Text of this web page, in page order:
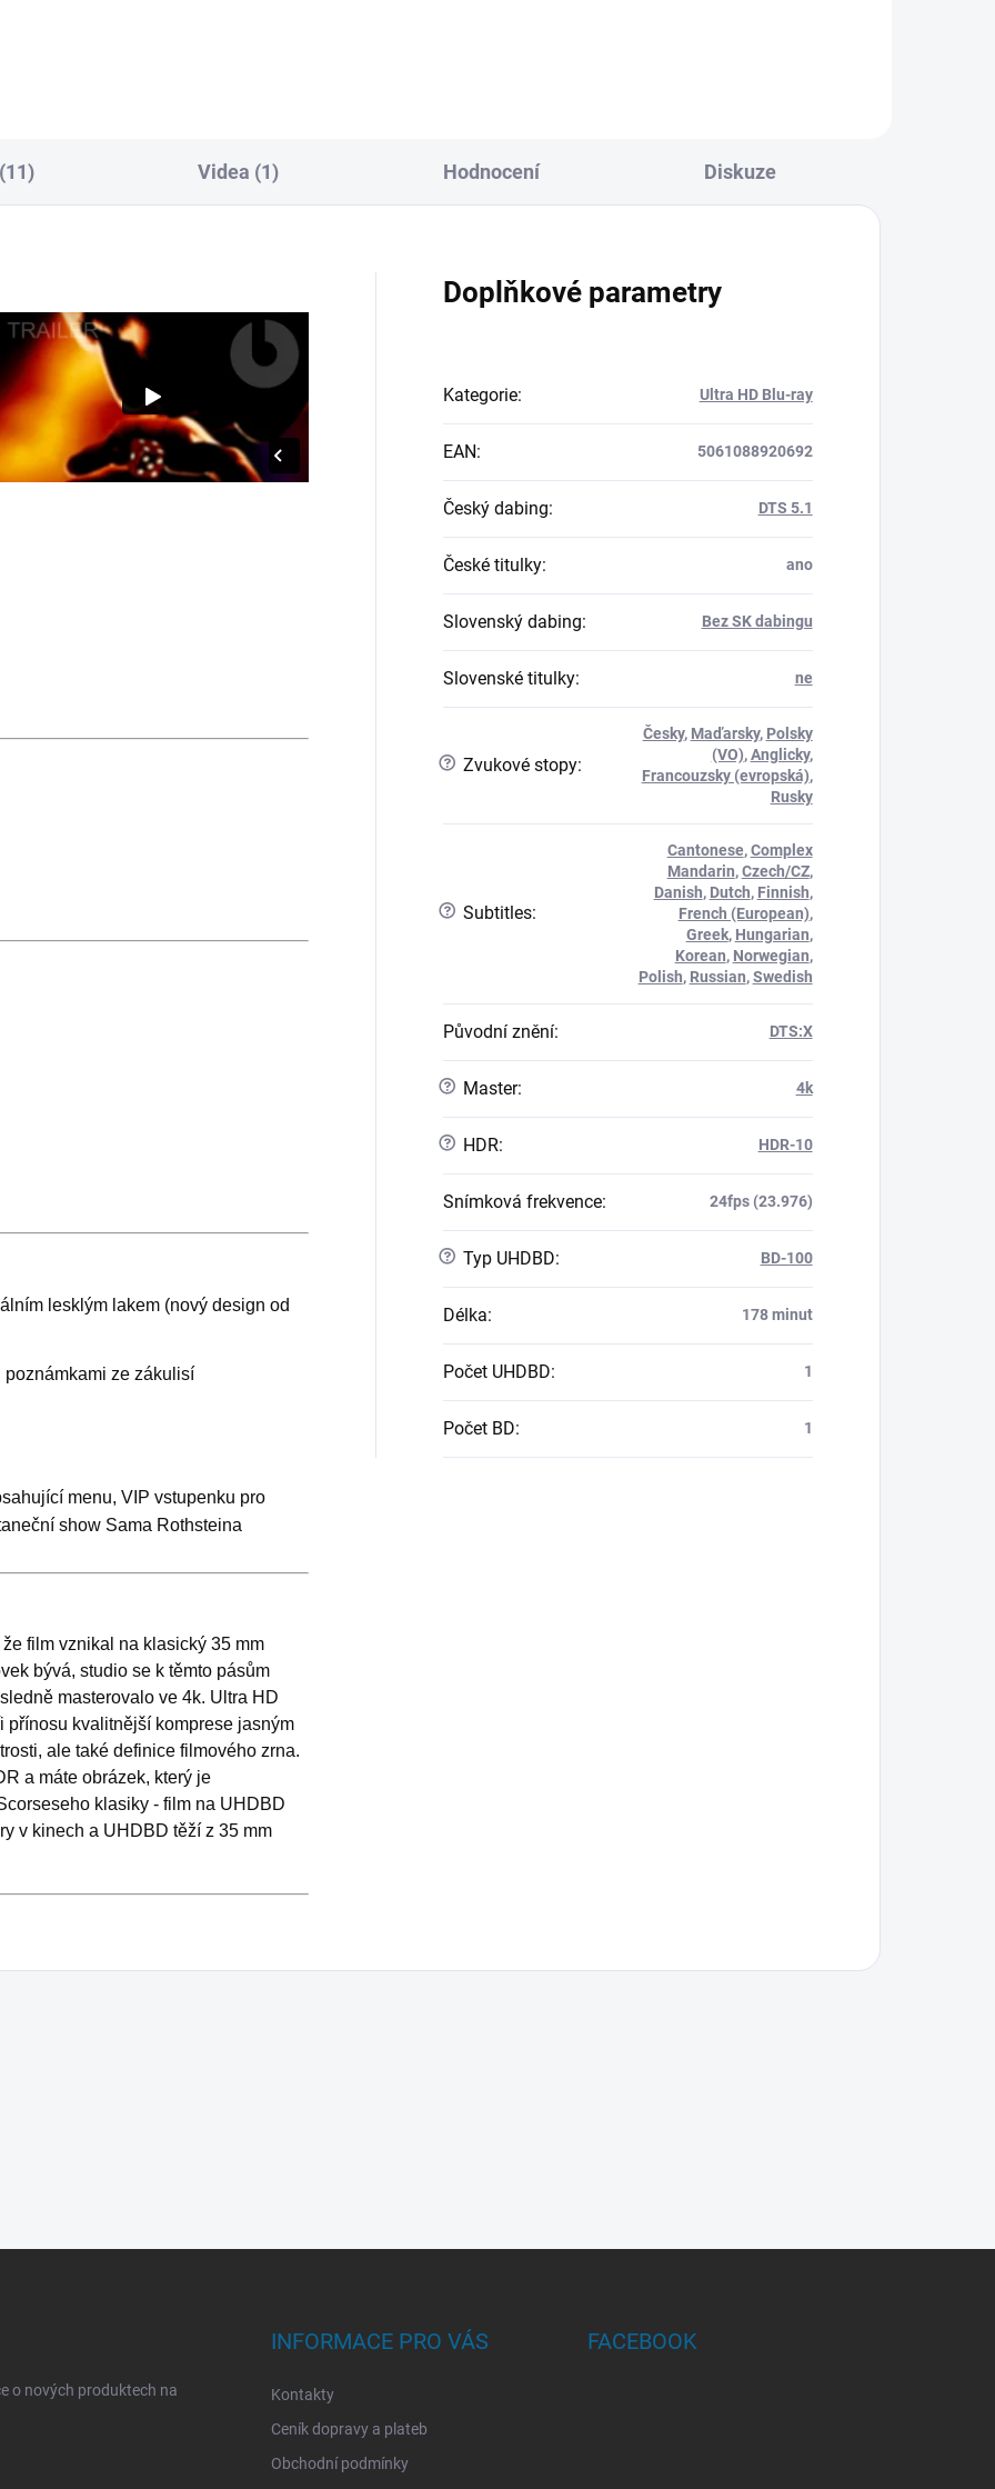
Videa (1) Hodnocení Diskuze
lesklým lakem (nový design od
ze zákulisí
menu, VIP vstupenku pro
show Sama Rothsteina
film vznikal na klasický 35 mm
bývá, studio se k těmto pásům
masterovalo ve 4k. Ultra HD
přínosu kvalitnější komprese jasným
ale také definice filmového zrna.
a máte obrázek, který je
klasiky - film na UHDBD
v kinech a UHDBD těží z 35 mm
Doplňkové parametry
Kategorie: Ultra HD Blu-ray
EAN: 5061088920692
Český dabing: DTS 5.1
České titulky: ano
Slovenský dabing: Bez SK dabingu
Slovenské titulky: ne
? Zvukové stopy:
Česky, Maďarsky, Polsky
(VO),Anglicky,
Francouzsky (evropská),
Rusky
? Subtitles:
Cantonese,Complex
Mandarin,Czech/CZ,
Danish, Dutch, Finnish,
French (European),
Greek, Hungarian,
Korean, Norwegian,
Polish, Russian,Swedish
Původní znění: DTS:X
? Master: 4k
? HDR: HDR-10
Snímková frekvence: 24fps (23.976)
? Typ UHDBD: BD-100
Délka: 178 minut
Počet UHDBD: 1
Počet BD: 1
o nových produktech na
INFORMACE PRO VÁS
Kontakty
Ceník dopravy a plateb
Obchodní podmínky
FACEBOOK